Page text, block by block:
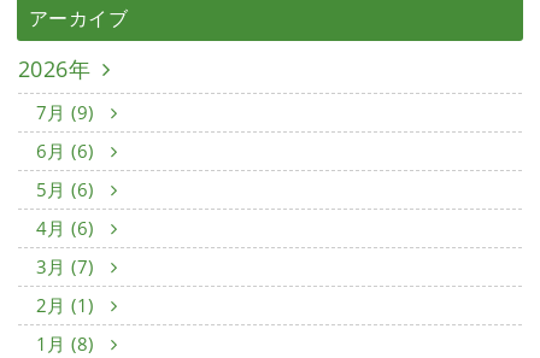
アーカイブ
2026年
7月 (9)
6月 (6)
5月 (6)
4月 (6)
3月 (7)
2月 (1)
1月 (8)